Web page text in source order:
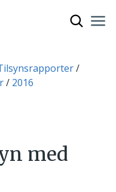
2016
med